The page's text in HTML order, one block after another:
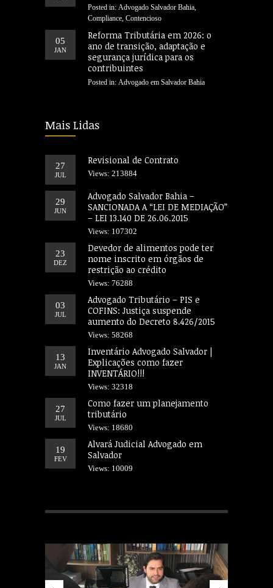
Posted in: Advogado Salvador Bahia,
Compliance, Contencioso
05
JAN
Reforma Tributária em 2026: o
ano de transição, adaptação e
segurança jurídica para os
contribuintes
Posted in: Advogado em Salvador Bahia
Mais Lidas
27
JUL
Revisional de Contrato
Views: 213884
29
JUN
Advogado Salvador Bahia –
SANCIONADA A “LEI DE MEDIAÇÃO”
– LEI 13.140 DE 26.06.2015
Views: 107302
23
DEZ
Devedor de alimentos pode ter
nome inscrito em órgãos de
restrição ao crédito
Views: 76288
03
JUL
Advogado Tributário – PIS e
COFINS: Justiça suspende
aumento do Decreto 8.426/2015
Views: 58268
13
JAN
Inventário Advogado Salvador |
Explicações como fazer
INVENTÁRIO!!!
Views: 32318
27
JUL
Como fazer um planejamento
tributário
Views: 18680
19
FEV
Alvará Judicial Advogado em
Salvador
Views: 10009